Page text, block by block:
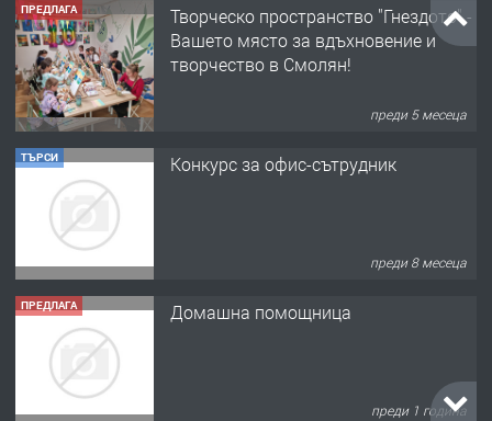
ПРЕДЛАГА
Творческо пространство "Гнездото" -
Вашето място за вдъхновение и
творчество в Смолян!
преди 5 месеца
ТЪРСИ Конкурс за офис-сътрудник
преди 8 месеца
ПРЕДЛАГА Домашна помощница
преди 1 година